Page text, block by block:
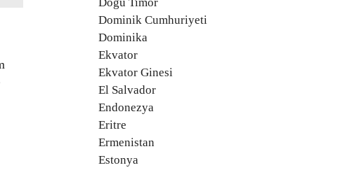
Dominik Cumhuriyeti
Dominika
Ekvator
Ekvator Ginesi
El Salvador
Endonezya
Eritre
Ermenistan
Estonya